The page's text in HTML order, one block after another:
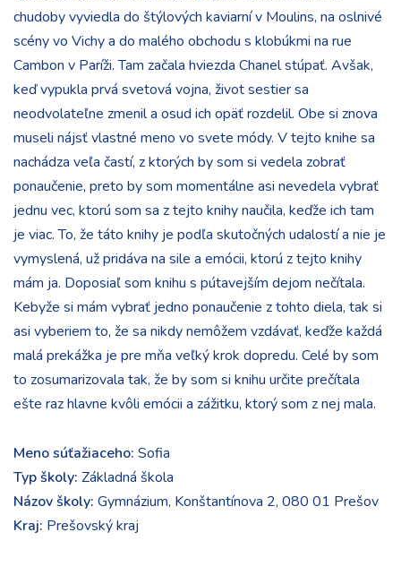
chudoby vyviedla do štýlových kaviarní v Moulins, na oslnivé
scény vo Vichy a do malého obchodu s klobúkmi na rue
Cambon v Paríži. Tam začala hviezda Chanel stúpať. Avšak,
keď vypukla prvá svetová vojna, život sestier sa
neodvolateľne zmenil a osud ich opäť rozdelil. Obe si znova
museli nájsť vlastné meno vo svete módy. V tejto knihe sa
nachádza veľa častí, z ktorých by som si vedela zobrať
ponaučenie, preto by som momentálne asi nevedela vybrať
jednu vec, ktorú som sa z tejto knihy naučila, keďže ich tam
je viac. To, že táto knihy je podľa skutočných udalostí a nie je
vymyslená, už pridáva na sile a emócii, ktorú z tejto knihy
mám ja. Doposiaľ som knihu s pútavejším dejom nečítala.
Kebyže si mám vybrať jedno ponaučenie z tohto diela, tak si
asi vyberiem to, že sa nikdy nemôžem vzdávať, keďže každá
malá prekážka je pre mňa veľký krok dopredu. Celé by som
to zosumarizovala tak, že by som si knihu určite prečítala
ešte raz hlavne kvôli emócii a zážitku, ktorý som z nej mala.
Meno súťažiaceho: Sofia
Typ školy: Základná škola
Názov školy: Gymnázium, Konštantínova 2, 080 01 Prešov
Kraj: Prešovský kraj